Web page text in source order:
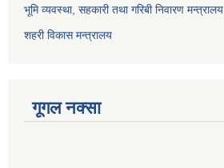
भूमि व्यवस्था, सहकारी तथा गरिबी निवारण मन्त्रालय
शहरी विकास मन्त्रालय
गूगल नक्सा